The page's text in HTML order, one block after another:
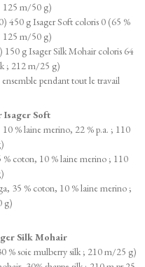
125 m/50 g)
g Isager Soft coloris 0 (65 %
125 m/50 g)
g Isager Silk Mohair coloris 64
; 212 m/25 g)
pendant tout le travail
Soft
% laine merino, 22 % p.a. ; 110
coton, 10 % laine merino ; 110
35 % coton, 10 % laine merino ;
g)
Silk Mohair
% soie mulberry silk ; 210 m/25 g)